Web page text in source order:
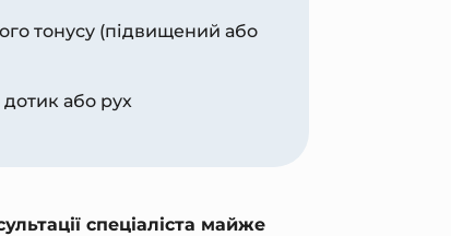
тонусу (підвищений або
дотик або рух
спеціаліста майже